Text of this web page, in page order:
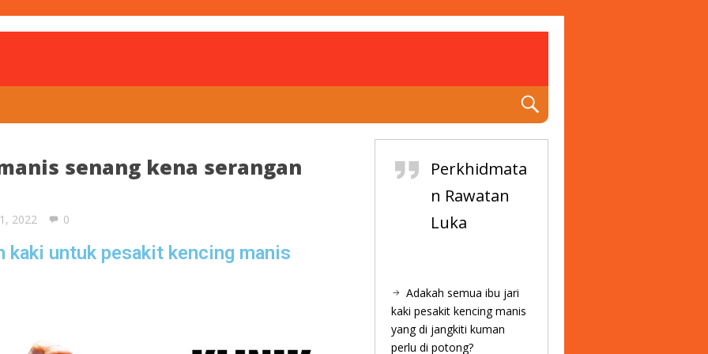
senang kena serangan
2022 0
kaki untuk pesakit kencing manis
Perkhidmata
n Rawatan
Luka
Adakah semua ibu jari
kaki pesakit kencing manis
yang di jangkiti kuman
perlu di potong?